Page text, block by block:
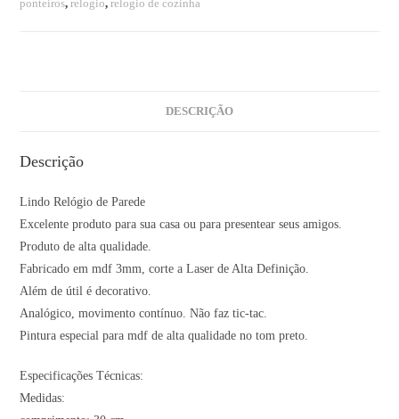
ponteiros,relogio,relogio de cozinha
DESCRIÇÃO
Descrição
Lindo Relógio de Parede
Excelente produto para sua casa ou para presentear seus amigos.
Produto de alta qualidade.
Fabricado em mdf 3mm, corte a Laser de Alta Definição.
Além de útil é decorativo.
Analógico, movimento contínuo. Não faz tic-tac.
Pintura especial para mdf de alta qualidade no tom preto.
Especificações Técnicas:
Medidas: